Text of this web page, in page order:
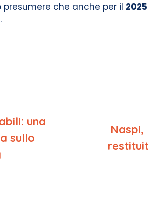
presumere che anche per il 2025
una
sullo
Naspi,